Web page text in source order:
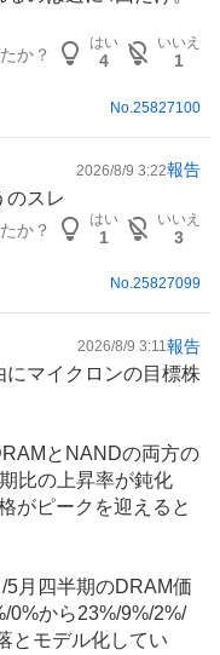
か？
はい
4
いいえ
1
No. 25827100
2026/8/9 3:22報告
のスレ
か？
はい
1
いいえ
3
No.25827099
2026/8/9 3:11報告
にマイクロンの目標株
とNANDの両方の
比の上昇率が鈍化
がピークを迎えると
5月四半期のDRAM価
0%から23%/9%/2%/
とモデル化してい